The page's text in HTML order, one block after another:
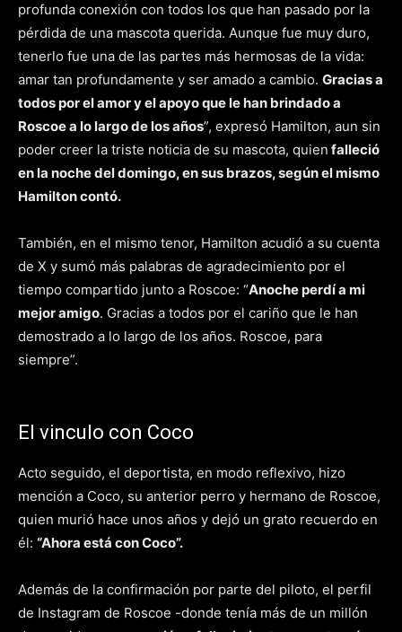
profunda conexión con todos los que han pasado por la
pérdida de una mascota querida. Aunque fue muy duro,
tenerlo fue una de las partes más hermosas de la vida:
amar tan profundamente y ser amado a cambio. Gracias a
todos por el amor y el apoyo que le han brindado a
Roscoe a lo largo de los años”, expresó Hamilton, aun sin
poder creer la triste noticia de su mascota, quien falleció
en la noche del domingo, en sus brazos, según el mismo
Hamilton contó.
También, en el mismo tenor, Hamilton acudió a su cuenta
de X y sumó más palabras de agradecimiento por el
tiempo compartido junto a Roscoe: “Anoche perdí a mi
mejor amigo. Gracias a todos por el cariño que le han
demostrado a lo largo de los años. Roscoe, para
siempre”.
El vinculo con Coco
Acto seguido, el deportista, en modo reflexivo, hizo
mención a Coco, su anterior perro y hermano de Roscoe,
quien murió hace unos años y dejó un grato recuerdo en
él: “Ahora está con Coco”.
Además de la confirmación por parte del piloto, el perfil
de Instagram de Roscoe -donde tenía más de un millón